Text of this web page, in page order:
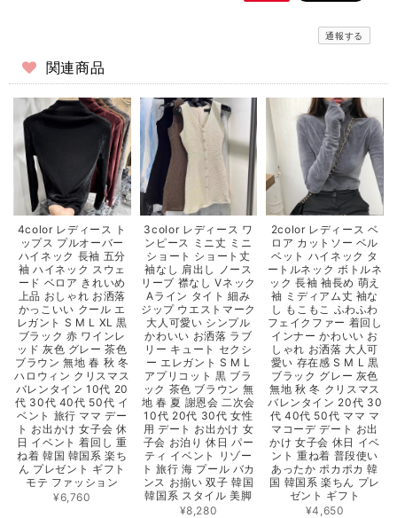
通報する
関連商品
4color レディース ト
ップス プルオーバー
ハイネック 長袖 五分
袖 ハイネック スウェ
ード ベロア きれいめ
上品 おしゃれ お洒落
かっこいい クール エ
レガント S M L XL 黒
ブラック 赤 ワインレ
ッド 灰色 グレー 茶色
ブラウン 無地 春 秋 冬
ハロウィン クリスマス
バレンタイン 10代 20
代 30代 40代 50代 イ
ベント 旅行 ママ デー
ト お出かけ 女子会 休
日 イベント 着回し 重
ね着 韓国 韓国系 楽ち
ん プレゼント ギフト
モテ ファッション
¥6,760
3color レディース ワ
ンピース ミニ丈 ミニ
ショート ショート丈
袖なし 肩出し ノース
リーブ 襟なし Vネック
Aライン タイト 細み
ジップ ウエストマーク
大人可愛い シンプル
かわいい お洒落 ラブ
リー キュート セクシ
ー エレガント S M L
アプリコット 黒 ブラ
ック 茶色 ブラウン 無
地 春 夏 謝恩会 二次会
10代 20代 30代 女性
用 デート お出かけ 女
子会 お泊り 休日 パー
ティ イベント リゾー
ト 旅行 海 プール バカ
ンス お揃い 双子 韓国
韓国系 スタイル 美脚
¥8,280
2color レディース ベ
ロア カットソー ベル
ベット ハイネック タ
ートルネック ボトルネ
ック 長袖 袖長め 萌え
袖 ミディアム丈 袖な
し もこもこ ふわふわ
フェイクファー 着回し
インナー かわいい お
しゃれ お洒落 大人可
愛い 存在感 S M L 黒
ブラック グレー 灰色
無地 秋 冬 クリスマス
バレンタイン 20代 30
代 40代 50代 ママ マ
マコーデ デート お出
かけ 女子会 休日 イベ
ント 重ね着 普段使い
あったか ポカポカ 韓
国 韓国系 楽ちん プレ
ゼント ギフト
¥4,650